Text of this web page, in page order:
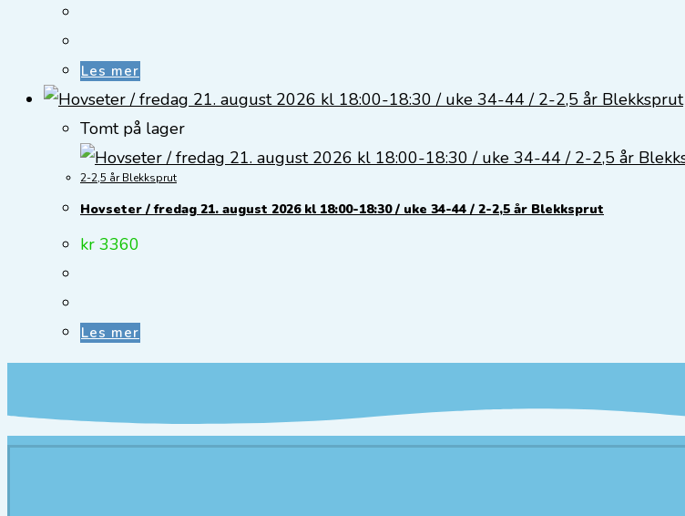
Les mer
Tomt på lager
2-2,5 år Blekksprut
Hovseter / fredag 21. august 2026 kl 18:00-18:30 / uke 34-44 / 2-2,5 år Blekksprut
kr 3360
Les mer